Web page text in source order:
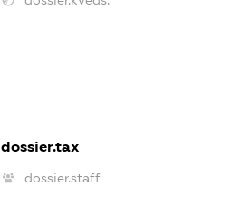
dossier.tax
dossier.staff